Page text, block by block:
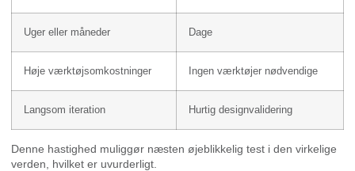
Uger eller måneder Dage
Høje værktøjsomkostninger Ingen værktøjer nødvendige
Langsom iteration Hurtig designvalidering
Denne hastighed muliggør næsten øjeblikkelig test i den virkelige
verden, hvilket er uvurderligt.